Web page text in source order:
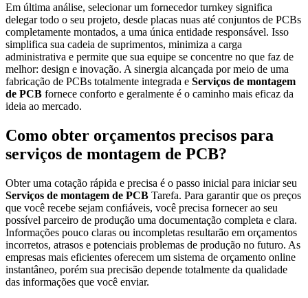
Em última análise, selecionar um fornecedor turnkey significa
delegar todo o seu projeto, desde placas nuas até conjuntos de PCBs
completamente montados, a uma única entidade responsável. Isso
simplifica sua cadeia de suprimentos, minimiza a carga
administrativa e permite que sua equipe se concentre no que faz de
melhor: design e inovação. A sinergia alcançada por meio de uma
fabricação de PCBs totalmente integrada e Serviços de montagem
de PCB fornece conforto e geralmente é o caminho mais eficaz da
ideia ao mercado.
Como obter orçamentos precisos para
serviços de montagem de PCB?
Obter uma cotação rápida e precisa é o passo inicial para iniciar seu
Serviços de montagem de PCB Tarefa. Para garantir que os preços
que você recebe sejam confiáveis, você precisa fornecer ao seu
possível parceiro de produção uma documentação completa e clara.
Informações pouco claras ou incompletas resultarão em orçamentos
incorretos, atrasos e potenciais problemas de produção no futuro. As
empresas mais eficientes oferecem um sistema de orçamento online
instantâneo, porém sua precisão depende totalmente da qualidade
das informações que você enviar.